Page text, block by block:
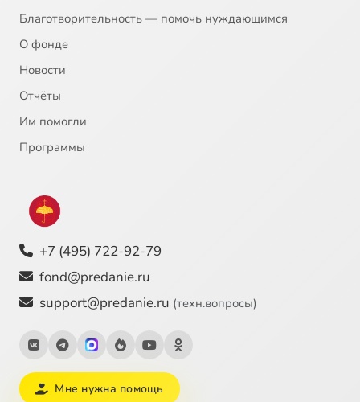
Благотворительность — помочь нуждающимся
О фонде
Новости
Отчёты
Им помогли
Программы
+7 (495) 722-92-79
fond@predanie.ru
support@predanie.ru (техн.вопросы)
Мне нужна помощь